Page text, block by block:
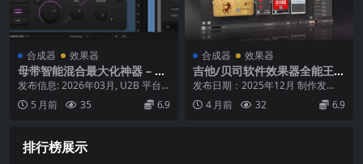
合成器 效果器
母带智能混合最大化神器 – Su
bMission Audio Flatline 2 v
发布信息: 2026年03月, U2B 平台:
macOS U2B 产品概述 (...
5 月前 35 6.9
合成器 效果器
吉他/贝司软件效果器全能王 –
Overloud TH-U Premium v
发布日期：2025年12月 制作发
行：Overloud / Team V.R 平...
4 月前 32 6.9
排行榜展示